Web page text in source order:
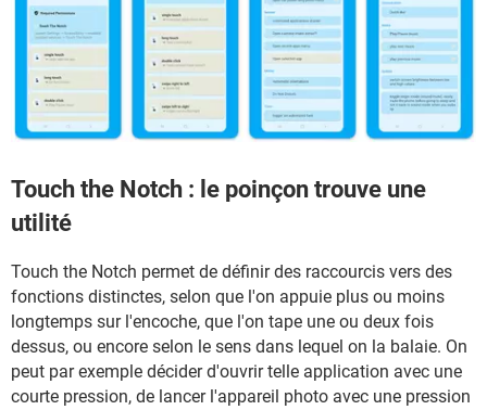
Touch the Notch : le poinçon trouve une
utilité
Touch the Notch permet de définir des raccourcis vers des
fonctions distinctes, selon que l'on appuie plus ou moins
longtemps sur l'encoche, que l'on tape une ou deux fois
dessus, ou encore selon le sens dans lequel on la balaie. On
peut par exemple décider d'ouvrir telle application avec une
courte pression, de lancer l'appareil photo avec une pression